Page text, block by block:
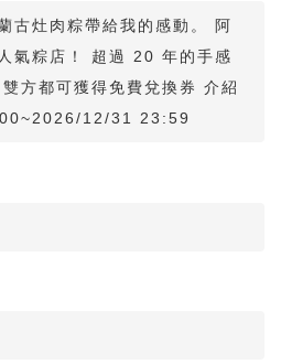
古灶肉粽帶給我的感動。 阿
氣粽店！ 超過 20 年的手感
方都可獲得免費兌換券 介紹
12/31 23:59